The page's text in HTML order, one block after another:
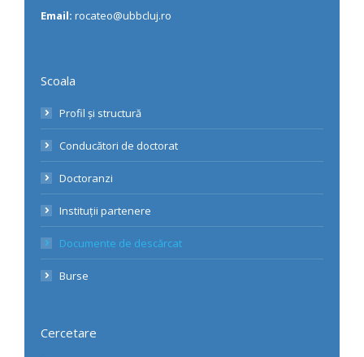
Email: rocateo@ubbcluj.ro
Scoala
Profil și structură
Conducători de doctorat
Doctoranzi
Instituții partenere
Documente de descărcat
Burse
Cercetare